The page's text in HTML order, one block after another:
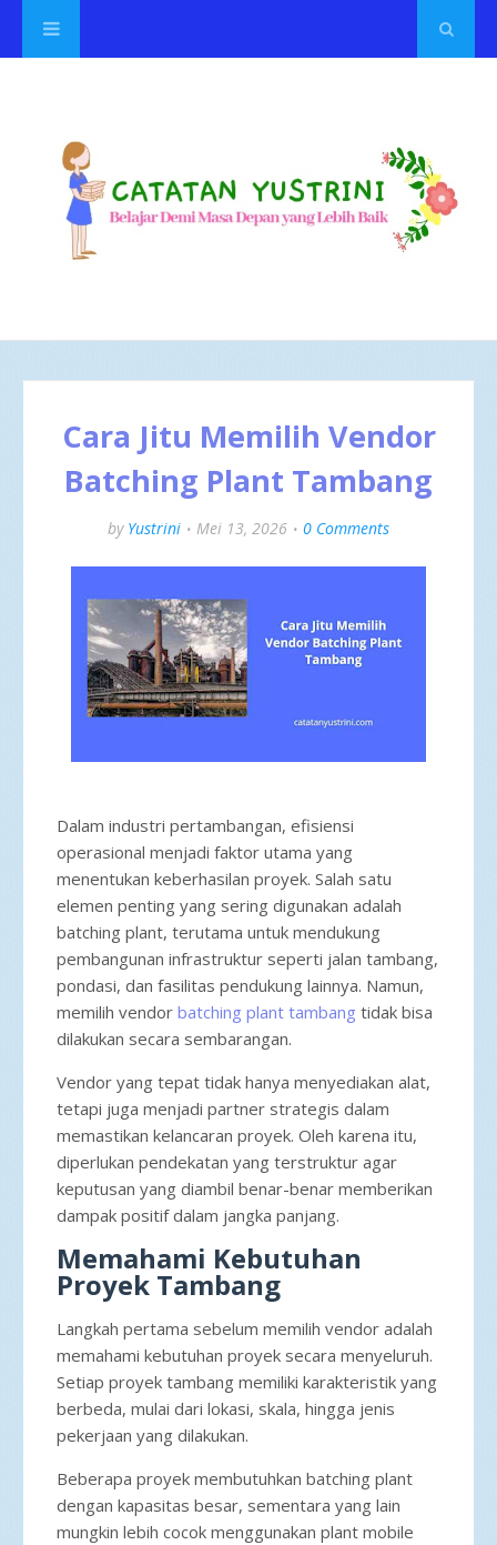
Cara Jitu Memilih Vendor
Batching Plant Tambang
by Yustrini Mei 13, 2026 0 Comments
Dalam industri pertambangan, efisiensi
operasional menjadi faktor utama yang
menentukan keberhasilan proyek. Salah satu
elemen penting yang sering digunakan adalah
batching plant, terutama untuk mendukung
pembangunan infrastruktur seperti jalan tambang,
pondasi, dan fasilitas pendukung lainnya. Namun,
memilih vendor batching plant tambang tidak bisa
dilakukan secara sembarangan.
Vendor yang tepat tidak hanya menyediakan alat,
tetapi juga menjadi partner strategis dalam
memastikan kelancaran proyek. Oleh karena itu,
diperlukan pendekatan yang terstruktur agar
keputusan yang diambil benar-benar memberikan
dampak positif dalam jangka panjang.
Memahami Kebutuhan
Proyek Tambang
Langkah pertama sebelum memilih vendor adalah
memahami kebutuhan proyek secara menyeluruh.
Setiap proyek tambang memiliki karakteristik yang
berbeda, mulai dari lokasi, skala, hingga jenis
pekerjaan yang dilakukan.
Beberapa proyek membutuhkan batching plant
dengan kapasitas besar, sementara yang lain
mungkin lebih cocok menggunakan plant mobile